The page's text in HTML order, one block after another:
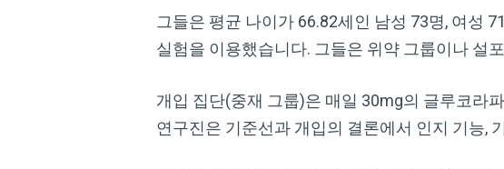
그들은 평균 나이가 66.82세인 남성 73명, 여성
실험을 이용했습니다. 그들은 위약 그룹이나 설
개입 집단(중재 그룹)은 매일 30mg의 글루코라
연구진은 기준선과 개입의 결론에서 인지 기능,
롭게 확인